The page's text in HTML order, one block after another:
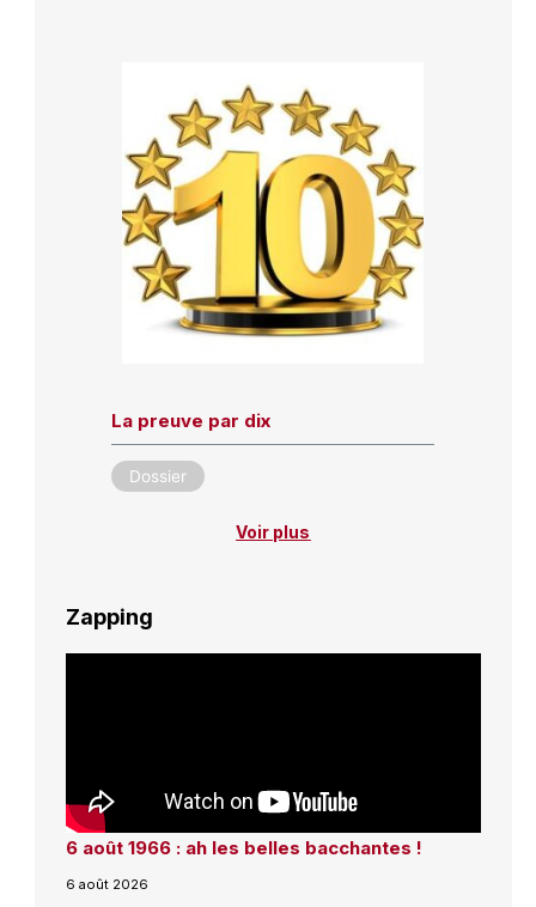
La preuve par dix
Dossier
Voir plus
Zapping
6 août 1966 : ah les belles bacchantes !
6 août 2026